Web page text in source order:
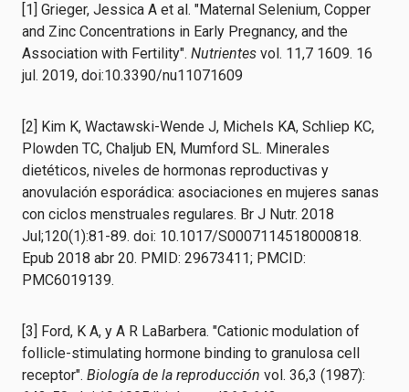
[1] Grieger, Jessica A et al. "Maternal Selenium, Copper
and Zinc Concentrations in Early Pregnancy, and the
Association with Fertility". Nutrientes vol. 11,7 1609. 16
jul. 2019, doi:10.3390/nu11071609
[2] Kim K, Wactawski-Wende J, Michels KA, Schliep KC,
Plowden TC, Chaljub EN, Mumford SL. Minerales
dietéticos, niveles de hormonas reproductivas y
anovulación esporádica: asociaciones en mujeres sanas
con ciclos menstruales regulares. Br J Nutr. 2018
Jul;120(1):81-89. doi: 10.1017/S0007114518000818.
Epub 2018 abr 20. PMID: 29673411; PMCID:
PMC6019139.
[3] Ford, K A, y A R LaBarbera. "Cationic modulation of
follicle-stimulating hormone binding to granulosa cell
receptor". Biología de la reproducción vol. 36,3 (1987):